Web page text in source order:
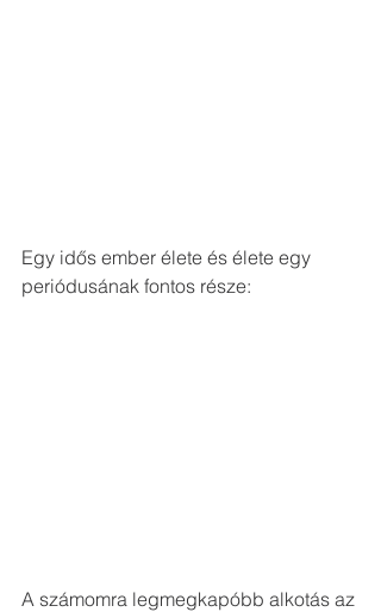
Egy idős ember élete és élete egy
periódusának fontos része:
A számomra legmegkapóbb alkotás az